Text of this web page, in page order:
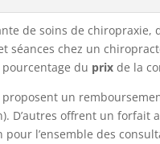
de soins de chiropraxie,
séances chez un
du prixde la
un
D’autres offrent un forfait
pour l’ensemble des